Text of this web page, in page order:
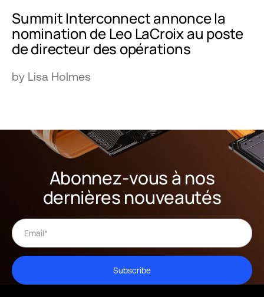
Summit Interconnect annonce la
nomination de Leo LaCroix au poste
de directeur des opérations
by Lisa Holmes
Abonnez-vous à nos
dernières nouveautés
Subscribe